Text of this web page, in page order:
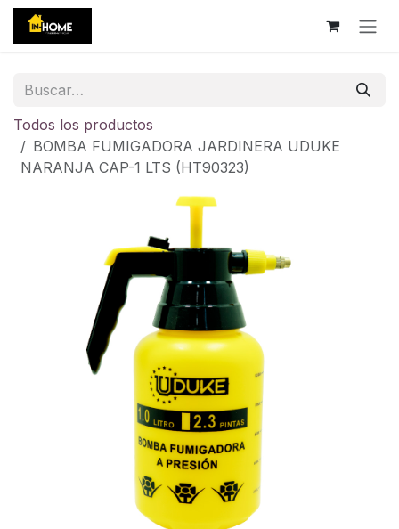
Ir al contenido
Todos los productos
BOMBA FUMIGADORA JARDINERA UDUKE
NARANJA CAP-1 LTS (HT90323)